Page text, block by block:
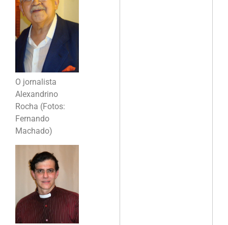
O jornalista
Alexandrino
Rocha (Fotos:
Fernando
Machado)